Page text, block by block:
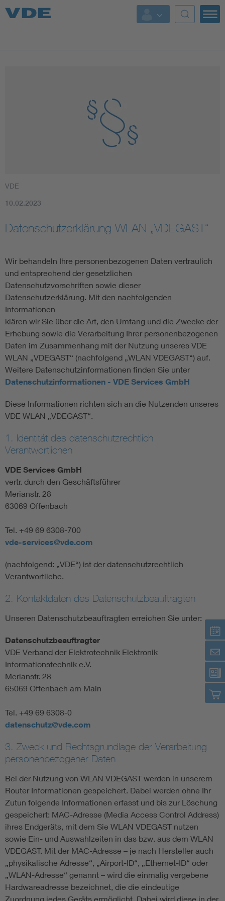
Top Themen
Fokusthemen
AI & Digital Trust
Electromobility
Energy efficiency
Functional safety
VDE
10.02.2023
Datenschutzerklärung WLAN „VDEGAST“
Wir behandeln Ihre personenbezogenen Daten vertraulich
und entsprechend der gesetzlichen
Datenschutzvorschriften sowie dieser
Datenschutzerklärung. Mit den nachfolgenden
Informationen
klären wir Sie über die Art, den Umfang und die Zwecke der
Erhebung sowie die Verarbeitung Ihrer personenbezogenen
Daten im Zusammenhang mit der Nutzung unseres VDE
WLAN „VDEGAST“ (nachfolgend „WLAN VDEGAST“) auf.
Weitere Datenschutzinformationen finden Sie unter
Datenschutzinformationen - VDE Services GmbH
Diese Informationen richten sich an die Nutzenden unseres
VDE WLAN „VDEGAST“.
1. Identität des datenschutzrechtlich
Verantwortlichen
VDE Services GmbH
vertr. durch den Geschäftsführer
Merianstr. 28
63069 Offenbach
Tel. +49 69 6308-700
vde-services@vde.com
(nachfolgend: „VDE“) ist der datenschutzrechtlich
Verantwortliche.
2. Kontaktdaten des Datenschutzbeauftragten
Unseren Datenschutzbeauftragten erreichen Sie unter:
Datenschutzbeauftragter
VDE Verband der Elektrotechnik Elektronik
Informationstechnik e.V.
Merianstr. 28
65069 Offenbach am Main
Tel. +49 69 6308-0
datenschutz@vde.com
3. Zweck und Rechtsgrundlage der Verarbeitung
personenbezogener Daten
Bei der Nutzung von WLAN VDEGAST werden in unserem
Router Informationen gespeichert. Dabei werden ohne Ihr
Zutun folgende Informationen erfasst und bis zur Löschung
gespeichert: MAC-Adresse (Media Access Control Address)
ihres Endgeräts, mit dem Sie WLAN VDEGAST nutzen
sowie Ein- und Auswahlzeiten in das bzw. aus dem WLAN
VDEGAST. Mit der MAC-Adresse – je nach Hersteller auch
„physikalische Adresse“, „Airport-ID“, „Ethernet-ID“ oder
„WLAN-Adresse“ genannt – wird die einmalig vergebene
Hardwareadresse bezeichnet, die die eindeutige
Zuordnung jedes Geräts ermöglicht. Dabei wird diese in der